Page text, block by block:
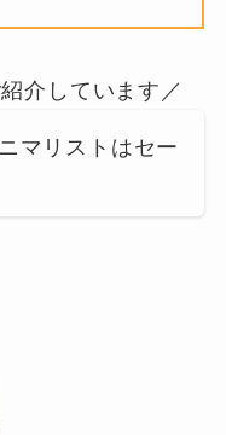
介しています／
マリストはセー